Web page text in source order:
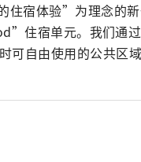
住宿体验”为理念的
住宿单元。我们通
可自由使用的公共区